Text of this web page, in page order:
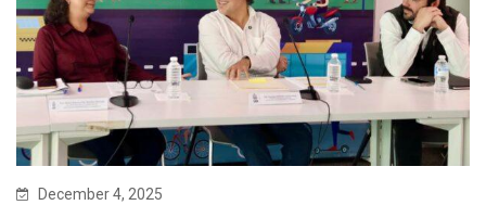
December 4, 2025